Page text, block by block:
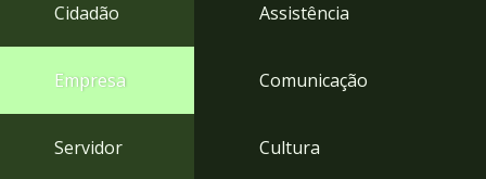
Cidadão
Empresa
Servidor
Assistência
Comunicação
Cultura